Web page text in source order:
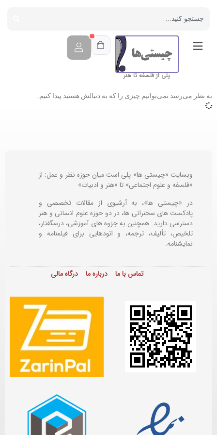
پلی از فلسفه تا هنر
به نظر می‌رسد نمی‌توانیم چیزی را که به دنبالش هستید پیدا کنیم.
وبسایت «چیستی ها» پلی است میان حوزه نظر و عمل: از
«فلسفه و علوم اجتماعی» تا «هنر و ادبیات»
در «چیستی ها»، به آرشیوی از مقالات تخصصی و
پادکست های سخنرانی ها، در دو حوزه علوم انسانی و هنر
دسترسی دارید. همچنین به جزوه های آموزشی، درسگفتار،
تلخیص، تألیف، ترجمه، و اتودهایی برایفیلمنامه و
نمایشنامه.
تماس با ما درباره ما درگاه مالی